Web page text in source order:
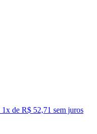
1x de R$ 52,71 sem juros